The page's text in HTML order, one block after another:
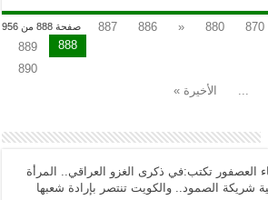
صفحة 888 من 956 870
880
«
886
887
888
889
890
... الأخيرة »
العصفور تكتب:في ذكرى الغزو العراقي.. المرأة
شريكة الصمود.. والكويت تنتصر بإرادة شعبها